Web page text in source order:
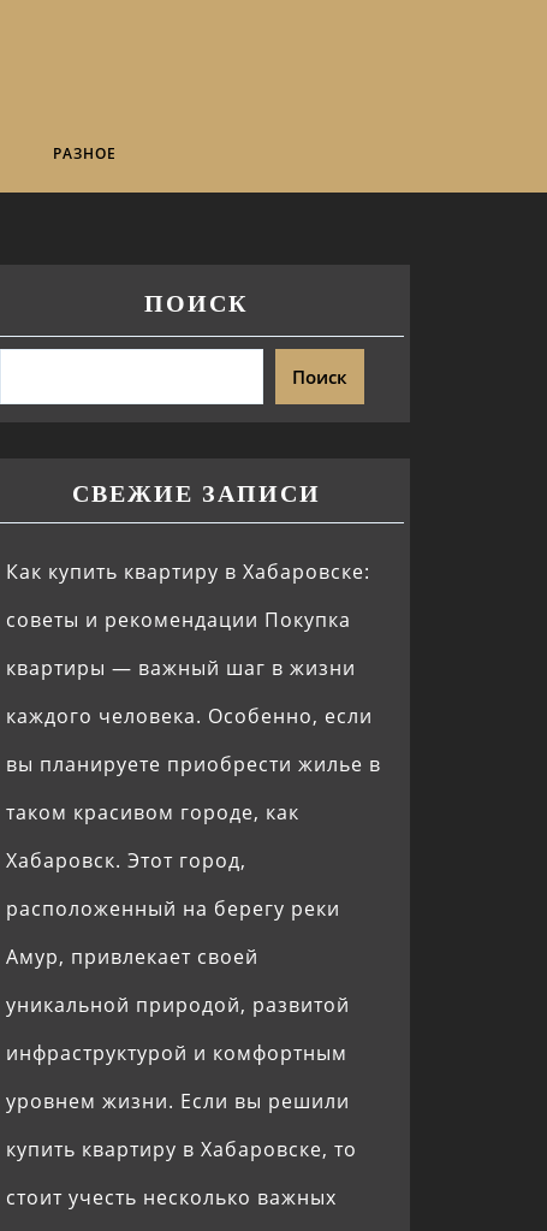
РАЗНОЕ
ПОИСК
Поиск
СВЕЖИЕ ЗАПИСИ
Как купить квартиру в Хабаровске:
советы и рекомендации Покупка
квартиры — важный шаг в жизни
каждого человека. Особенно, если
вы планируете приобрести жилье в
таком красивом городе, как
Хабаровск. Этот город,
расположенный на берегу реки
Амур, привлекает своей
уникальной природой, развитой
инфраструктурой и комфортным
уровнем жизни. Если вы решили
купить квартиру в Хабаровске, то
стоит учесть несколько важных